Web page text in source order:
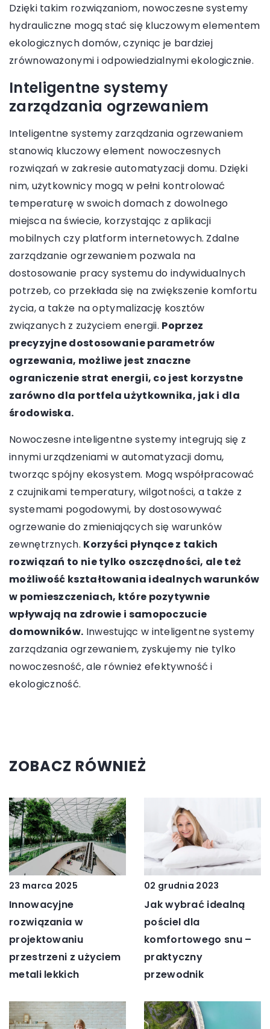
Dzięki takim rozwiązaniom, nowoczesne systemy
hydrauliczne mogą stać się kluczowym elementem
ekologicznych domów, czyniąc je bardziej
zrównoważonymi i odpowiedzialnymi ekologicznie.
Inteligentne systemy
zarządzania ogrzewaniem
Inteligentne systemy zarządzania ogrzewaniem
stanowią kluczowy element nowoczesnych
rozwiązań w zakresie automatyzacji domu. Dzięki
nim, użytkownicy mogą w pełni kontrolować
temperaturę w swoich domach z dowolnego
miejsca na świecie, korzystając z aplikacji
mobilnych czy platform internetowych. Zdalne
zarządzanie ogrzewaniem pozwala na
dostosowanie pracy systemu do indywidualnych
potrzeb, co przekłada się na zwiększenie komfortu
życia, a także na optymalizację kosztów
związanych z zużyciem energii. Poprzez
precyzyjne dostosowanie parametrów
ogrzewania, możliwe jest znaczne
ograniczenie strat energii, co jest korzystne
zarówno dla portfela użytkownika, jak i dla
środowiska.
Nowoczesne inteligentne systemy integrują się z
innymi urządzeniami w automatyzacji domu,
tworząc spójny ekosystem. Mogą współpracować
z czujnikami temperatury, wilgotności, a także z
systemami pogodowymi, by dostosowywać
ogrzewanie do zmieniających się warunków
zewnętrznych. Korzyści płynące z takich
rozwiązań to nie tylko oszczędności, ale też
możliwość kształtowania idealnych warunków
w pomieszczeniach, które pozytywnie
wpływają na zdrowie i samopoczucie
domowników. Inwestując w inteligentne systemy
zarządzania ogrzewaniem, zyskujemy nie tylko
nowoczesność, ale również efektywność i
ekologiczność.
ZOBACZ RÓWNIEŻ
23 marca 2025
Innowacyjne
rozwiązania w
projektowaniu
przestrzeni z użyciem
metali lekkich
02 grudnia 2023
Jak wybrać idealną
pościel dla
komfortowego snu –
praktyczny
przewodnik